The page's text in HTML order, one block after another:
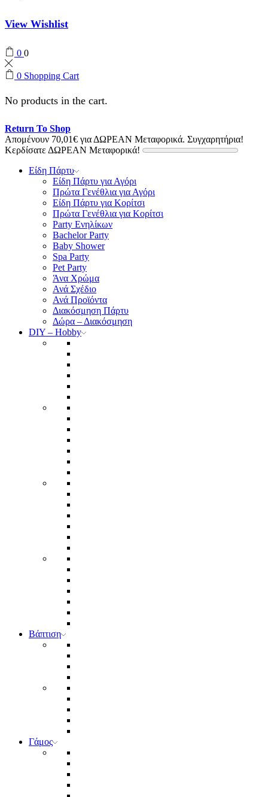
View Wishlist
0 0
0 Shopping Cart
No products in the cart.
Return To Shop
Απομένουν 70,01€ για ΔΩΡΕΑΝ Μεταφορικά. Συγχαρητήρια!
Κερδίσατε ΔΩΡΕΑΝ Μεταφορικά!
Είδη Πάρτυ
Είδη Πάρτυ για Αγόρι
Πρώτα Γενέθλια για Αγόρι
Είδη Πάρτυ για Κορίτσι
Πρώτα Γενέθλια για Κορίτσι
Party Ενηλίκων
Bachelor Party
Baby Shower
Spa Party
Pet Party
Άνα Χρώμα
Ανά Σχέδιο
Ανά Προϊόντα
Διακόσμηση Πάρτυ
Δώρα – Διακόσμηση
DIY – Hobby
Βάπτιση
Γάμος